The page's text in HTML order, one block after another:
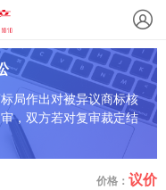
局作出对被异议商标核
，双方若对复审裁定结
价格： 议价